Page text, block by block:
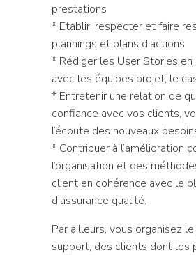
prestations
* Etablir, respecter et faire
plannings et plans d’actions
* Rédiger les User Stories
avec les équipes projet, le
* Entretenir une relation de
confiance avec vos clients,
l’écoute des nouveaux
* Contribuer à l’amélioration
l’organisation et des
client en cohérence avec le
d’assurance qualité.
Par ailleurs, vous organisez
support, des clients dont les